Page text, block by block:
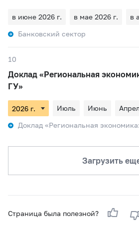
в июне 2026 г. в мае 2026 г. в
Банковский сектор
10
Доклад «Региональная
ГУ»
Июль Июнь
Доклад «Региональная
Загрузить
Страница была полезной?